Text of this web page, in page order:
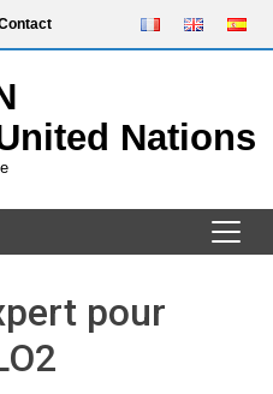
pour